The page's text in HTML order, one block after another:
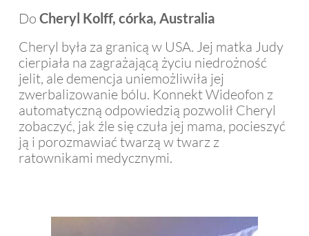
Do Cheryl Kolff, córka, Australia
Cheryl była za granicą w USA. Jej matka Judy
cierpiała na zagrażającą życiu niedrożność
jelit, ale demencja uniemożliwiła jej
zwerbalizowanie bólu. Konnekt Wideofon z
automatyczną odpowiedzią pozwolił Cheryl
zobaczyć, jak źle się czuła jej mama, pocieszyć
ją i porozmawiać twarzą w twarz z
ratownikami medycznymi.